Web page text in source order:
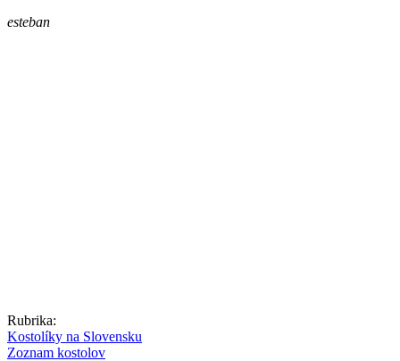
esteban
Rubrika:
Kostolíky na Slovensku
Zoznam kostolov